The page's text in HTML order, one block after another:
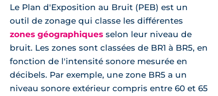
Le Plan d'Exposition au Bruit (PEB) est un
outil de zonage qui classe les différentes
zones géographiques selon leur niveau de
bruit. Les zones sont classées de BR1 à BR5, en
fonction de l'intensité sonore mesurée en
décibels. Par exemple, une zone BR5 a un
niveau sonore extérieur compris entre 60 et 65